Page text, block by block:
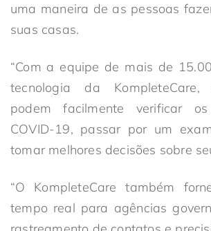
uma maneira de as pessoas
suas casas.
“Com a equipe de mais de
tecnologia da
podem facilmente verificar
COVID-19, passar por um
tomar melhores decisões sobre
“O KompleteCare também
tempo real para agências